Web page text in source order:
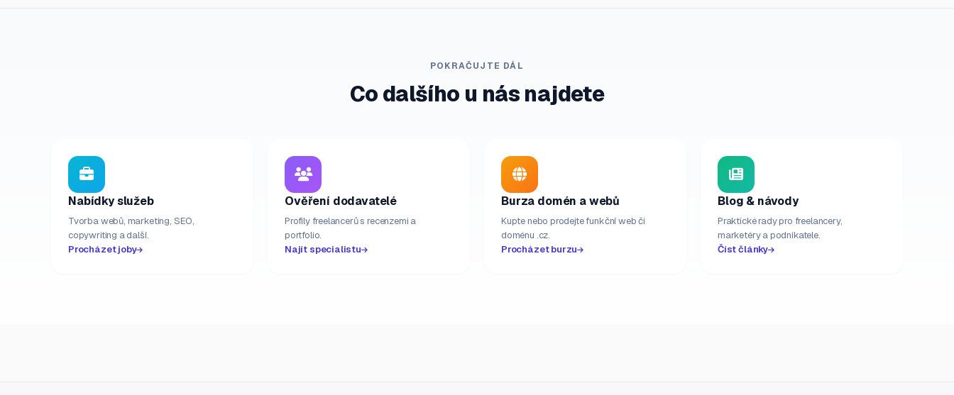
POKRAČUJTE DÁL
Co dalšího u nás najdete
Nabídky služeb
Tvorba webů, marketing, SEO,
copywriting a další.
Procházet joby
Ověření dodavatelé
Profily freelancerů s recenzemi a
portfolio.
Najít specialistu
Burza domén a webů
Kupte nebo prodejte funkční web či
doménu .cz.
Procházet burzu
Blog & návody
Praktické rady pro freelancery,
marketéry a podnikatele.
Číst články